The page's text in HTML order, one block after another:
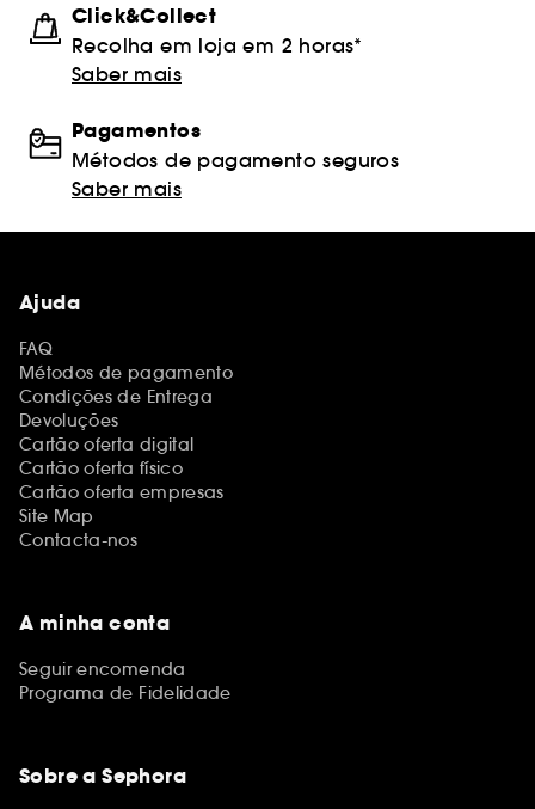
Click&Collect
Recolha em loja em 2 horas*
Saber mais
Pagamentos
Métodos de pagamento seguros
Saber mais
Ajuda
FAQ
Métodos de pagamento
Condições de Entrega
Devoluções
Cartão oferta digital
Cartão oferta físico
Cartão oferta empresas
Site Map
Contacta-nos
A minha conta
Seguir encomenda
Programa de Fidelidade
Sobre a Sephora